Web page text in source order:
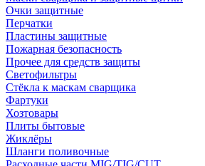
Очки защитные
Перчатки
Пластины защитные
Пожарная безопасность
Прочее для средств защиты
Светофильтры
Стёкла к маскам сварщика
Фартуки
Хозтовары
Плиты бытовые
Жиклёры
Шланги поливочные